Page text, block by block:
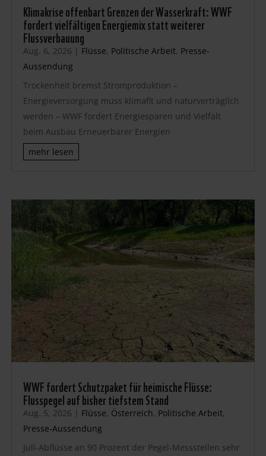
Klimakrise offenbart Grenzen der Wasserkraft: WWF
fordert vielfältigen Energiemix statt weiterer
Flussverbauung
Aug. 6, 2026 | Flüsse, Politische Arbeit, Presse-
Aussendung
Trockenheit bremst Stromproduktion –
Energieversorgung muss klimafit und naturverträglich
werden – WWF fordert Energiesparen und Vielfalt
beim Ausbau Erneuerbarer Energien
mehr lesen
WWF fordert Schutzpaket für heimische Flüsse:
Flusspegel auf bisher tiefstem Stand
Aug. 5, 2026 | Flüsse, Österreich, Politische Arbeit,
Presse-Aussendung
Juli-Abflüsse an 90 Prozent der Pegel-Messstellen sehr